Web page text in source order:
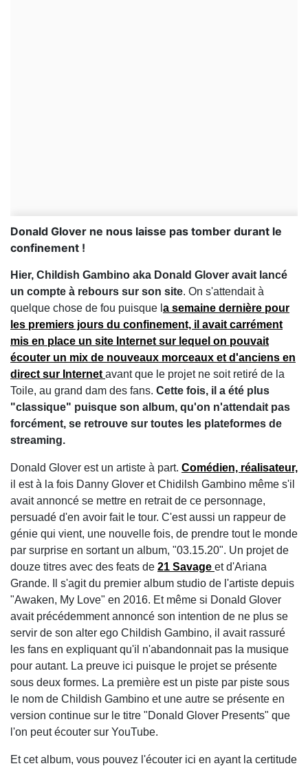
Donald Glover ne nous laisse pas tomber durant le
confinement !
Hier, Childish Gambino aka Donald Glover avait lancé
un compte à rebours sur son site. On s'attendait à
quelque chose de fou puisque l a semaine dernière pour
les premiers jours du confinement, il avait carrément
mis en place un site Internet sur lequel on pouvait
écouter un mix de nouveaux morceaux et d'anciens en
direct sur Internet avant que le projet ne soit retiré de la
Toile, au grand dam des fans. Cette fois, il a été plus
"classique" puisque son album, qu'on n'attendait pas
forcément, se retrouve sur toutes les plateformes de
streaming.
Donald Glover est un artiste à part. Comédien, réalisateur,
il est à la fois Danny Glover et Chidilsh Gambino même s'il
avait annoncé se mettre en retrait de ce personnage,
persuadé d'en avoir fait le tour. C'est aussi un rappeur de
génie qui vient, une nouvelle fois, de prendre tout le monde
par surprise en sortant un album, "03.15.20". Un projet de
douze titres avec des feats de 21 Savage et d'Ariana
Grande. Il s'agit du premier album studio de l'artiste depuis
"Awaken, My Love" en 2016. Et même si Donald Glover
avait précédemment annoncé son intention de ne plus se
servir de son alter ego Childish Gambino, il avait rassuré
les fans en expliquant qu'il n'abandonnait pas la musique
pour autant. La preuve ici puisque le projet se présente
sous deux formes. La première est un piste par piste sous
le nom de Childish Gambino et une autre se présente en
version continue sur le titre "Donald Glover Presents" que
l'on peut écouter sur YouTube.
Et cet album, vous pouvez l'écouter ici en ayant la certitude